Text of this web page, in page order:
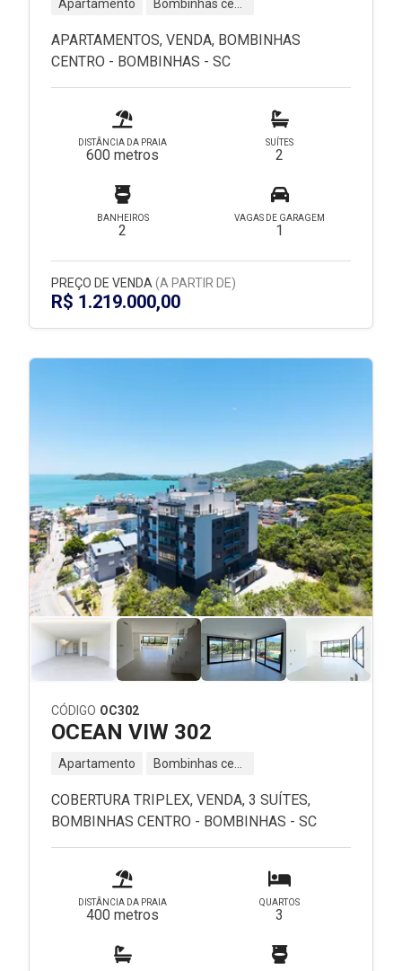
Apartamento
APARTAMENTOS, VENDA, BOMBINHAS
CENTRO - BOMBINHAS - SC
DISTÂNCIA DA PRAIA
600 metros
SUÍTES
2
BANHEIROS
2
VAGAS DE GARAGEM
1
PREÇO DE VENDA (A PARTIR DE)
R$ 1.219.000,00
CÓDIGO OC302
OCEAN VIW 302
Apartamento
COBERTURA TRIPLEX, VENDA, 3 SUÍTES,
BOMBINHAS CENTRO - BOMBINHAS - SC
DISTÂNCIA DA PRAIA
400 metros
QUARTOS
3